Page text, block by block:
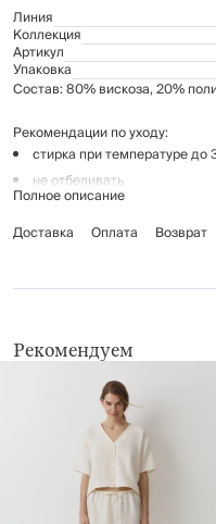
Линия
Коллекция
Артикул
Упаковка
Состав: 80% вискоза, 20%
Рекомендации по уходу:
стирка при температуре до
не отбеливать
гладить при температуре до
химчистка запрещена
Полное описание
Доставка
Оплата Возврат
Рекомендуем